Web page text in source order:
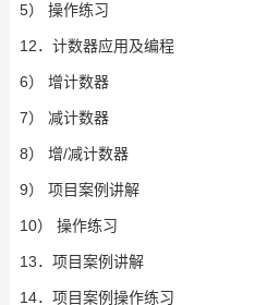
5） 操作练习
12．计数器应用及编程
6） 增计数器
7） 减计数器
8） 增/减计数器
9） 项目案例讲解
10） 操作练习
13．项目案例讲解
14．项目案例操作练习